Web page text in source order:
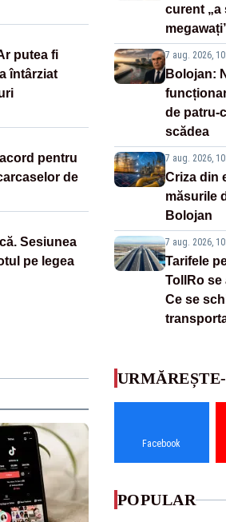
putea fi
întârziat
pentru
de
Sesiunea
pe legea
curent „a
7 aug. 2026,
Bolojan:
de patru-
scădea
7 aug. 2026,
Criza din
măsurile
Bolojan
7 aug. 2026,
Tarifele
TollRo se
Ce se
Facebook
POPULAR